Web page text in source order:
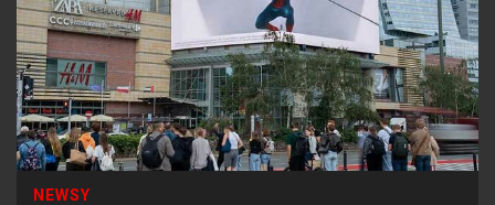
NEWSY